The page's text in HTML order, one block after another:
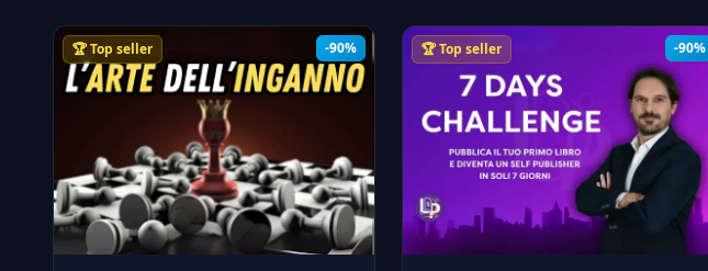
-90%
🏆 Top seller -90%
🏆 Top seller